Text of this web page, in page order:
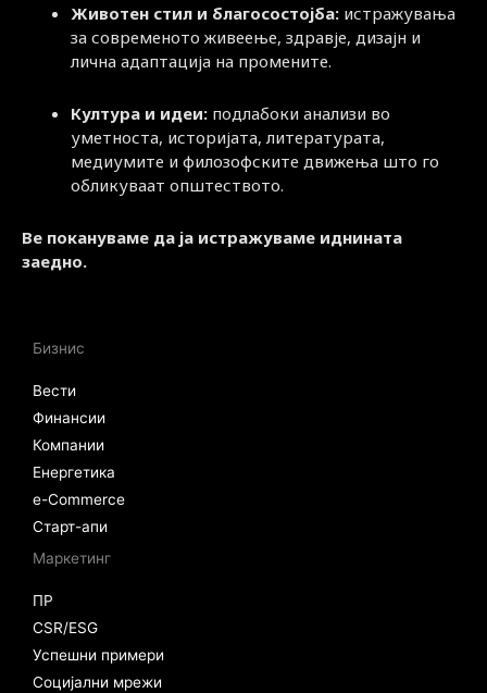
Животен стил и благосостојба: истражувања
за современото живеење, здравје, дизајн и
лична адаптација на промените.
Култура и идеи: подлабоки анализи во
уметноста, историјата, литературата,
медиумите и филозофските движења што го
обликуваат општеството.
Ве покануваме да ја истражуваме иднината
заедно.
Бизнис
Вести
Финансии
Компании
Енергетика
e-Commerce
Старт-апи
Маркетинг
ПР
CSR/ESG
Успешни примери
Социјални мрежи